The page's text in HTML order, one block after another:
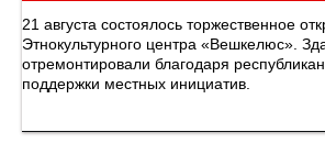
21 августа состоялось торжественное
Этнокультурного центра «Вешкелюс».
отремонтировали благодаря
поддержки местных инициатив.